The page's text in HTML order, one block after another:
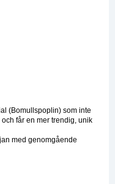
(Bomullspoplin) som inte
får en mer trendig, unik
med genomgående